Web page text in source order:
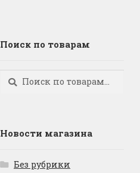
Поиск по товарам
Искать:
Поиск
Новости магазина
Без рубрики